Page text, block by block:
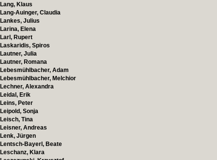
Lang, Klaus
Lang-Auinger, Claudia
Lankes, Julius
Larina, Elena
Larl, Rupert
Laskaridis, Spiros
Lautner, Julia
Lautner, Romana
Lebesmühlbacher, Adam
Lebesmühlbacher, Melchior
Lechner, Alexandra
Leidal, Erik
Leins, Peter
Leipold, Sonja
Leisch, Tina
Leisner, Andreas
Lenk, Jürgen
Lentsch-Bayerl, Beate
Leschanz, Klara